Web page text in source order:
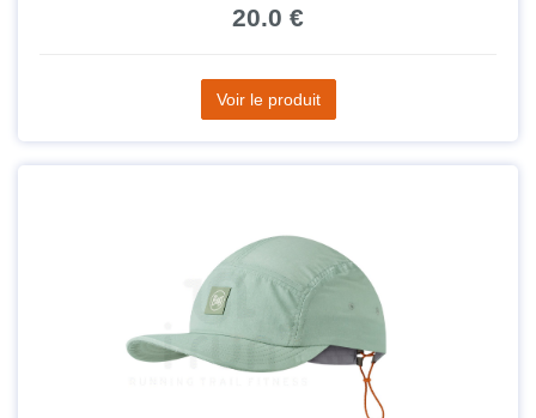
20.0 €
Voir le produit